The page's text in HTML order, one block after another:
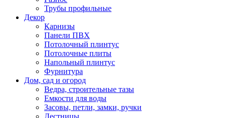
Трубы профильные
Декор
Карнизы
Панели ПВХ
Потолочный плинтус
Потолочные плиты
Напольный плинтус
Фурнитура
Дом, сад и огород
Ведра, строительные тазы
Емкости для воды
Засовы, петли, замки, ручки
Лестницы